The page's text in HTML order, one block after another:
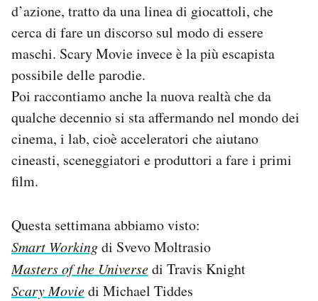
d’azione, tratto da una linea di giocattoli, che
cerca di fare un discorso sul modo di essere
maschi. Scary Movie invece è la più escapista
possibile delle parodie.
Poi raccontiamo anche la nuova realtà che da
qualche decennio si sta affermando nel mondo dei
cinema, i lab, cioè acceleratori che aiutano
cineasti, sceneggiatori e produttori a fare i primi
film.
Questa settimana abbiamo visto:
Smart Workingdi Svevo Moltrasio
Masters of the Universedi Travis Knight
Scary Moviedi Michael Tiddes